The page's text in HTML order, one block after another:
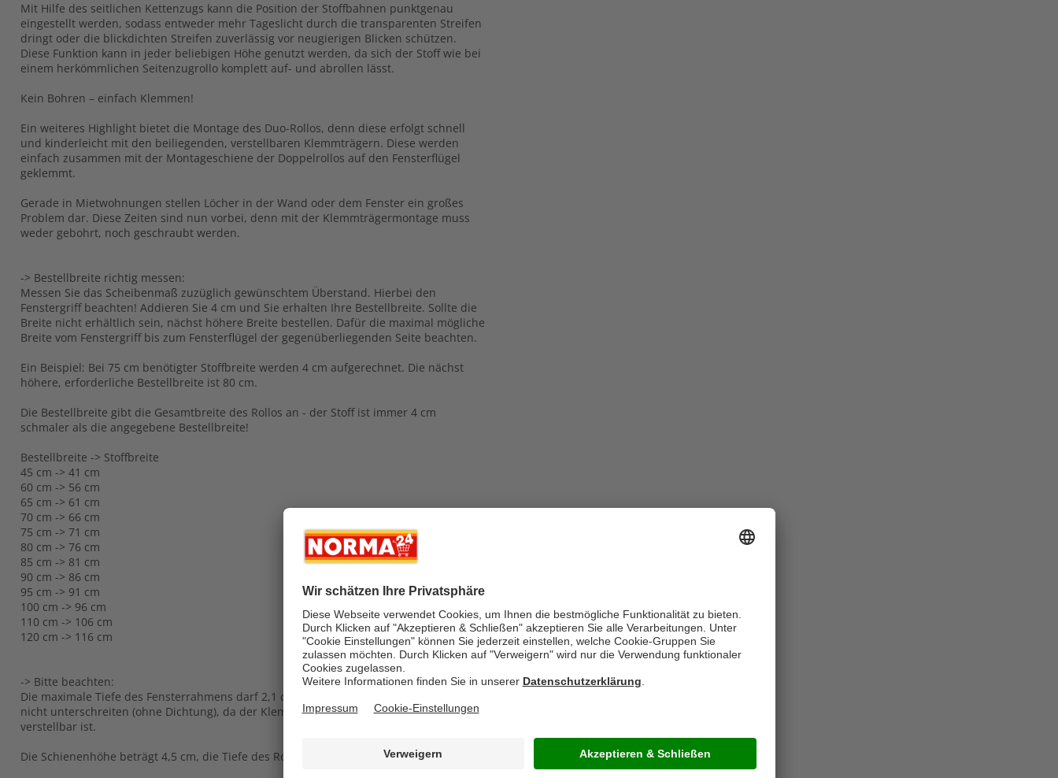
Mit Hilfe des seitlichen Kettenzugs kann die Position der Stoffbahnen punktgenau
eingestellt werden, sodass entweder mehr Tageslicht durch die transparenten Streifen
dringt oder die blickdichten Streifen zuverlässig vor neugierigen Blicken schützen.
Diese Funktion kann in jeder beliebigen Höhe genutzt werden, da sich der Stoff wie bei
einem herkömmlichen Seitenzugrollo komplett auf- und abrollen lässt.
Kein Bohren – einfach Klemmen!
Ein weiteres Highlight bietet die Montage des Duo-Rollos, denn diese erfolgt schnell
und kinderleicht mit den beiliegenden, verstellbaren Klemmträgern. Diese werden
einfach zusammen mit der Montageschiene der Doppelrollos auf den Fensterflügel
geklemmt.
Gerade in Mietwohnungen stellen Löcher in der Wand oder dem Fenster ein großes
Problem dar. Diese Zeiten sind nun vorbei, denn mit der Klemmträgermontage muss
weder gebohrt, noch geschraubt werden.
-> Bestellbreite richtig messen:
Messen Sie das Scheibenmaß zuzüglich gewünschtem Überstand. Hierbei den
Fenstergriff beachten! Addieren Sie 4 cm und Sie erhalten Ihre Bestellbreite. Sollte die
Breite nicht erhältlich sein, nächst höhere Breite bestellen. Dafür die maximal mögliche
Breite vom Fenstergriff bis zum Fensterflügel der gegenüberliegenden Seite beachten.
Ein Beispiel: Bei 75 cm benötigter Stoffbreite werden 4 cm aufgerechnet. Die nächst
höhere, erforderliche Bestellbreite ist 80 cm.
Die Bestellbreite gibt die Gesamtbreite des Rollos an - der Stoff ist immer 4 cm
schmaler als die angegebene Bestellbreite!
Bestellbreite -> Stoffbreite
45 cm -> 41 cm
60 cm -> 56 cm
65 cm -> 61 cm
70 cm -> 66 cm
75 cm -> 71 cm
80 cm -> 76 cm
85 cm -> 81 cm
90 cm -> 86 cm
95 cm -> 91 cm
100 cm -> 96 cm
110 cm -> 106 cm
120 cm -> 116 cm
-> Bitte beachten:
Die maximale Tiefe des Fensterrahmens darf 2,1 cm nicht überschreiten und 1,6 cm
nicht unterschreiten (ohne Dichtung), da der Klemmträger nur in diesem Bereich
verstellbar ist.
Die Schienenhöhe beträgt 4,5 cm, die Tiefe des Rollos inklusive Träger 6 cm.